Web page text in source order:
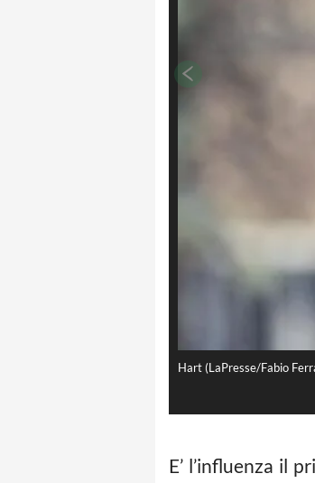
Hart (LaPresse/Fabio
E’ l’influenza il